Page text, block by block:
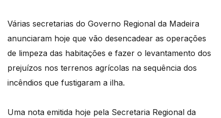
Várias secretarias do Governo Regional da Madeira
anunciaram hoje que vão desencadear as operações
de limpeza das habitações e fazer o levantamento dos
prejuízos nos terrenos agrícolas na sequência dos
incêndios que fustigaram a ilha.
Uma nota emitida hoje pela Secretaria Regional da